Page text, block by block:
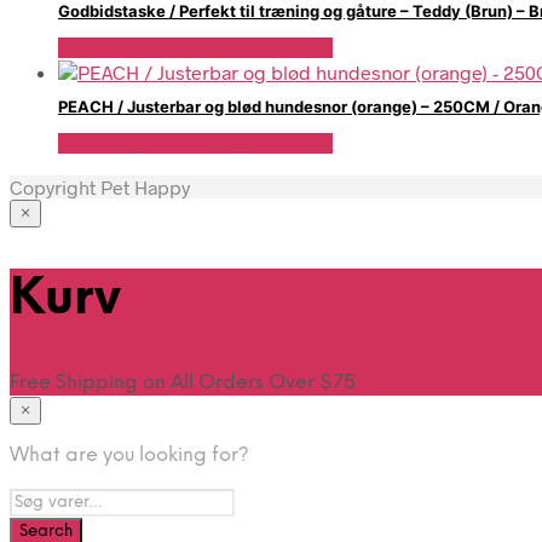
Godbidstaske / Perfekt til træning og gåture – Teddy (Brun) –
PEACH / Justerbar og blød hundesnor (orange) – 250CM /
Copyright Pet Happy
×
Kurv
Free Shipping on All Orders Over $75
×
What are you looking for?